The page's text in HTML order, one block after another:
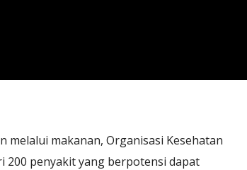
makanan, Organisasi Kesehatan
200 penyakit yang berpotensi dapat